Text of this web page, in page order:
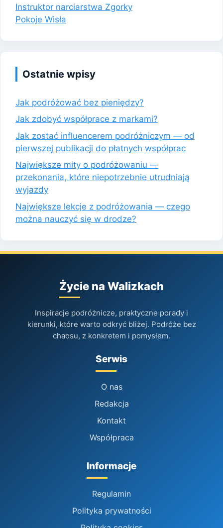
Instruktor narciarstwa Zgorky
Pokoje Wisła
Ostatnie wpisy
Jak podróżować bez pieniędzy?
Jak zdobyć współprace z markami?
Jak zostać influencerem podróżniczym — od
pierwszej publikacji do płatnych współprac
Największe mity o podróżowaniu —
przekonania, które niepotrzebnie utrudniają
wyjazdy
Największe lekcje z podróżowania — czego
można nauczyć się w drodze?
Życie na Walizkach
Inspiracje podróżnicze, praktyczne porady i
kierunki, które warto odkryć bliżej. Podróże bez
chaosu, z konkretem i pomysłem.
Serwis
O nas
Redakcja
Kontakt
Współpraca
Informacje
Regulamin
Polityka prywatności